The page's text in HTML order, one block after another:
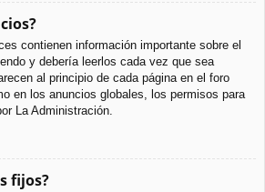
contienen información importante sobre el
y debería leerlos cada vez que sea
al principio de cada página en el foro
en los anuncios globales, los permisos para
La Administración.
fijos?